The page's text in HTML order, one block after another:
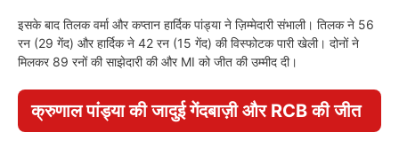
इसके बाद तिलक वर्मा और कप्तान हार्दिक पांड्या ने ज़िम्मेदारी संभाली। तिलक ने 56
रन (29 गेंद) और हार्दिक ने 42 रन (15 गेंद) की विस्फोटक पारी खेली। दोनों ने
मिलकर 89 रनों की साझेदारी की और MI को जीत की उम्मीद दी।
क्रुणाल पांड्या की जादुई गेंदबाज़ी और RCB की जीत